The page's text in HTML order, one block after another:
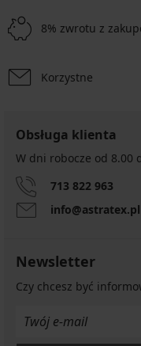
8% zwrotu z
Korzystne
Obsługa klienta
W dni robocze od 8.00
713 822 963
info@astratex.pl
Newsletter
Czy chcesz być